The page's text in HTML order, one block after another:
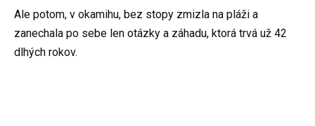
Ale potom, v okamihu, bez stopy zmizla na pláži a
zanechala po sebe len otázky a záhadu, ktorá trvá už 42
dlhých rokov.